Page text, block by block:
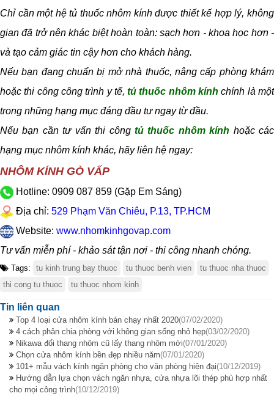
Chỉ cần một hệ tủ thuốc nhôm kính được thiết kế hợp lý, không
gian đã trở nên khác biệt hoàn toàn: sạch hơn - khoa học hơn -
và tạo cảm giác tin cậy hơn cho khách hàng.
Nếu bạn đang chuẩn bị mở nhà thuốc, nâng cấp phòng khám
hoặc thi công công trình y tế,tủ thuốc nhôm kính chính là một
trong những hạng mục đáng đầu tư ngay từ đầu.
Nếu bạn cần tư vấn thi công tủ thuốc nhôm kính hoặc các
hạng mục nhôm kính khác, hãy liên hệ ngay:
NHÔM KÍNH GÒ VẤP
Hotline: 0909 087 859 (Gặp Em Sáng)
Địa chỉ: 529 Phạm Văn Chiêu, P.13, TP.HCM
Website: www.nhomkinhgovap.com
Tư vấn miễn phí - khảo sát tận nơi - thi công nhanh chóng.
Tags: tu kinh trung bay thuoc tu thuoc benh vien
tu thuoc nha thuoc
thi cong tu thuoc
tu thuoc nhom kinh
Tin liên quan
Top 4 loại cửa nhôm kính bán chạy nhất 2020(07/02/2020)
4 cách phân chia phòng với không gian sống nhỏ hẹp(03/02/2020)
Nikawa đổi thang nhôm cũ lấy thang nhôm mới(07/01/2020)
Chọn cửa nhôm kính bền đẹp nhiều năm(07/01/2020)
101+ mẫu vách kính ngăn phòng cho văn phòng hiện đại(10/12/2019)
Hướng dẫn lựa chọn vách ngăn nhựa, cửa nhựa lõi thép phù hợp nhất
cho mọi công trình(10/12/2019)